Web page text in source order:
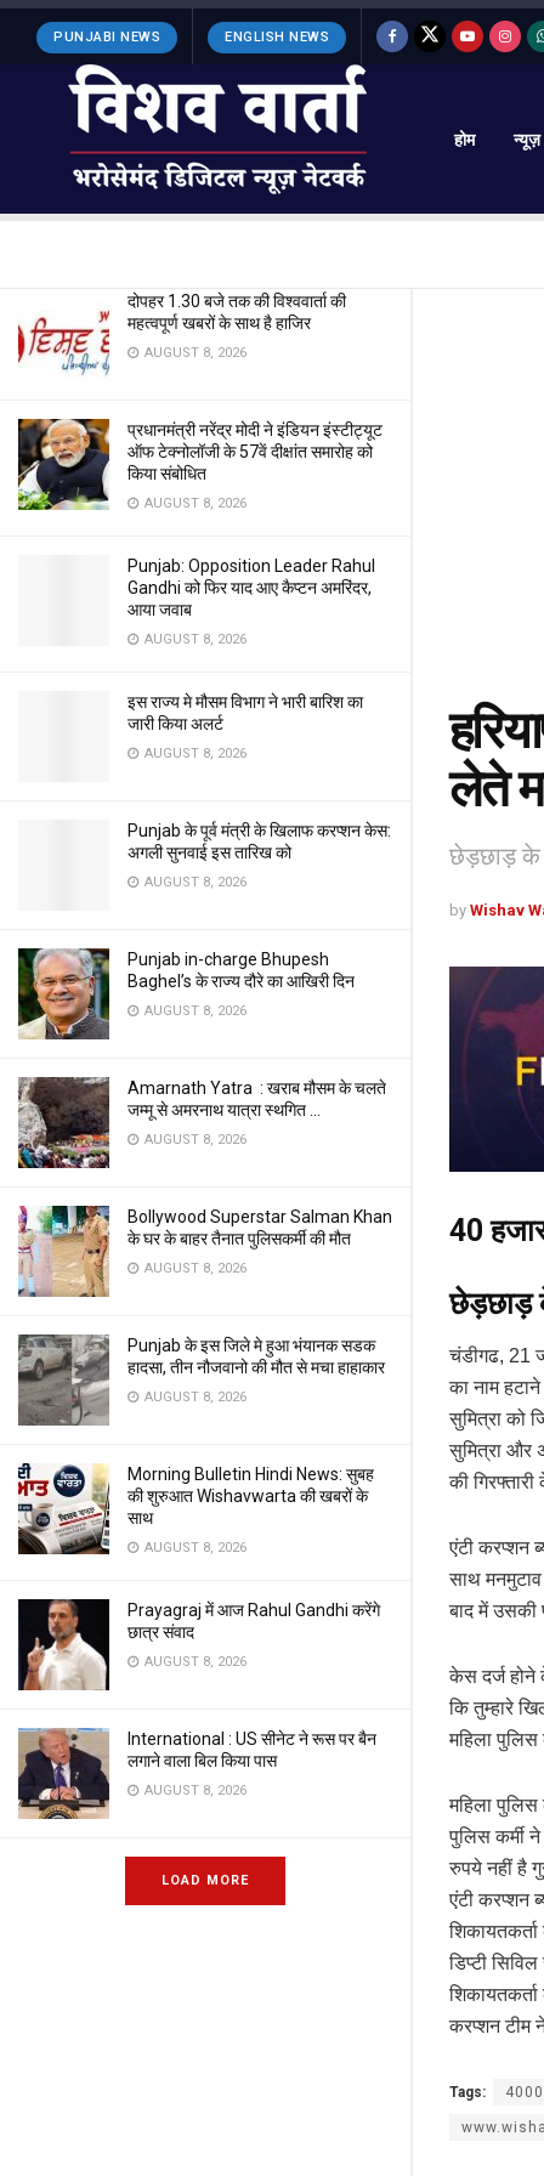
LATEST TRENDING Filter
हरियाणा में एंटी करप्शन ब्यूरो की टीम ने रिश्वत लेते
महिला हवलदार गिरफ्तार
दोपहर 1.30 बजे तक की विश्ववार्ता की
महत्वपूर्ण खबरों के साथ है हाजिर
AUGUST 8, 2026
प्रधानमंत्री नरेंद्र मोदी ने इंडियन इंस्टीट्यूट
ऑफ टेक्नोलॉजी के 57वें दीक्षांत समारोह को
किया संबोधित
AUGUST 8, 2026
Punjab: Opposition Leader Rahul
Gandhi को फिर याद आए कैप्टन अमरिंदर,
आया जवाब
AUGUST 8, 2026
इस राज्य मे मौसम विभाग ने भारी बारिश का
जारी किया अलर्ट
AUGUST 8, 2026
Punjab के पूर्व मंत्री के खिलाफ करप्शन केस:
अगली सुनवाई इस तारिख को
AUGUST 8, 2026
Punjab in-charge Bhupesh
Baghel’s के राज्य दौरे का आखिरी दिन
AUGUST 8, 2026
Amarnath Yatra : खराब मौसम के चलते
जम्मू से अमरनाथ यात्रा स्थगित …
AUGUST 8, 2026
Bollywood Superstar Salman Khan
के घर के बाहर तैनात पुलिसकर्मी की मौत
AUGUST 8, 2026
Punjab के इस जिले मे हुआ भंयानक सडक
हादसा, तीन नौजवानो की मौत से मचा हाहाकार
AUGUST 8, 2026
Morning Bulletin Hindi News: सुबह
की शुरुआत Wishavwarta की खबरों के
साथ
AUGUST 8, 2026
Prayagraj में आज Rahul Gandhi करेंगे
छात्र संवाद
AUGUST 8, 2026
International : US सीनेट ने रूस पर बैन
लगाने वाला बिल किया पास
AUGUST 8, 2026
LOAD MORE
PUNJABI NEWS ENGLISH NEWS
होम न्यूज़
लेते
छेड़छाड़ के
by Wishav
40
छेड़छाड़
चंडीगढ, 21
का नाम
सुमित्रा को
सुमित्रा और
की
एंटी करप्शन
साथ
बाद में उसकी
केस दर्ज होने
कि तुम्हारे
महिला
महिला
पुलिस कर्मी
रुपये नहीं है
एंटी करप्शन
डिप्टी
करप्शन टीम
Tags: